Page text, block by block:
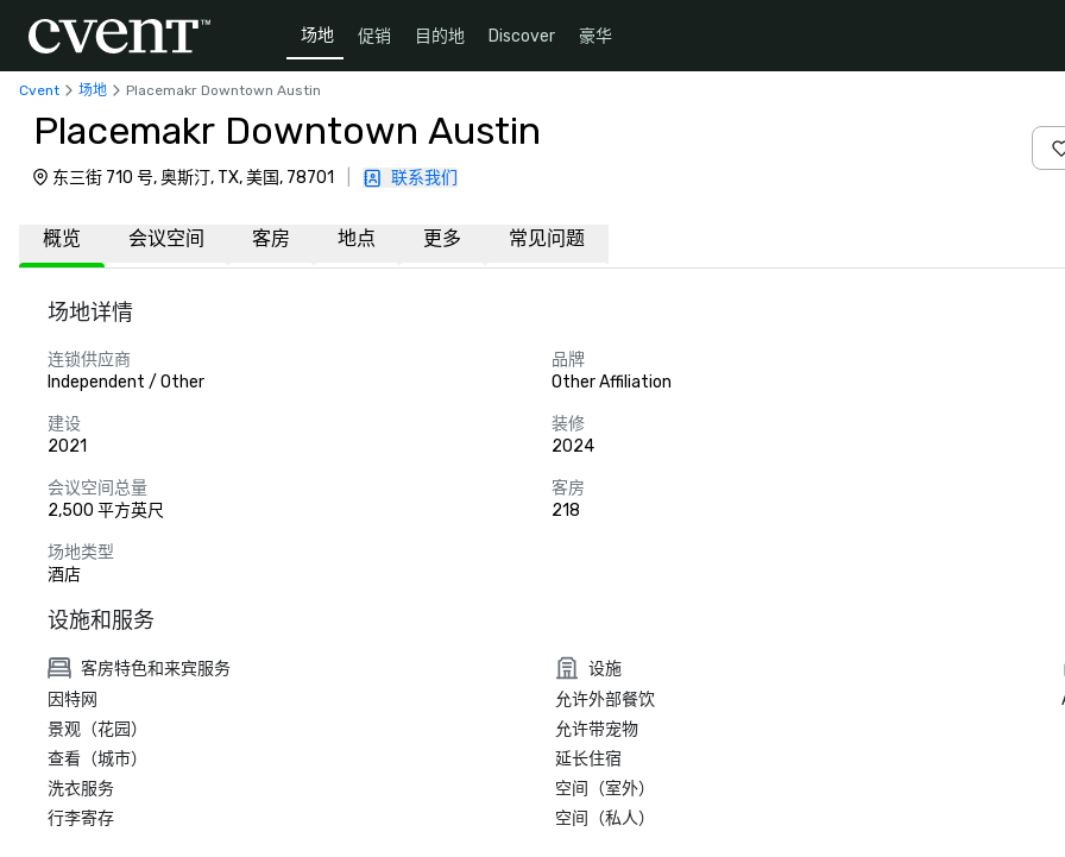
场地 促销 目的地 Discover 豪华
Cvent 场地 Placemakr Downtown Austin
Placemakr Downtown Austin
东三街 710 号, 奥斯汀, TX, 美国, 78701 联系我们
概览 会议空间 客房 地点 更多 常见问题
场地详情
连锁供应商
Independent / Other
品牌
Other Affiliation
建设
2021
装修
2024
会议空间总量
2,500 平方英尺
客房
218
场地类型
酒店
设施和服务
客房特色和来宾服务
因特网
景观（花园）
查看（城市）
洗衣服务
行李寄存
设施
允许外部餐饮
允许带宠物
延长住宿
空间（室外）
空间（私人）